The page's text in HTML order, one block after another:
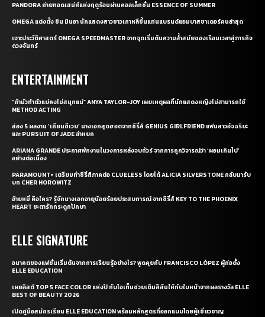
PANDORA ถ่ายทอดเสน่ห์แห่งฤดูร้อนผ่านคอลเล็กชั่น ESSENCE OF SUMMER
OMEGA แต่งตั้ง ชิน มินอา นักแสดงสาวชาวเกาหลีขึ้นแท่นแบรนด์แอมบาสซาเดอร์คนล่าสุด
เจาะประวัติศาสตร์ OMEGA SPEEDMASTER จากจุดเริ่มต้นความล้ำสมัยของเรือนเวลาสู่ภารกิจ
ดวงจันทร์
ENTERTAINMENT
“ถ้ามัวทำตัวแย่คงไม่สนุกแน่” ANYA TAYLOR-JOY เผยเหตุผลที่นักแสดงหญิงไม่สามารถใช้
METHOD ACTING
ส่อง 5 ผลงาน ‘เถียนซีเวย’ นางเอกสุดฮอตจากซีรี่ส์ GENIUS GIRLFRIEND แฟนสาวอัจฉริยะ
และ PURSUIT OF JADE ล่าหยก
ARIANA GRANDE ประกาศพักงานในวงการหลังจบทัวร์ จากการถูกวิจารณ์ว่า ‘ผอมเกินไป’
อย่างต่อเนื่อง
PARAMOUNT+ เตรียมทำซีรี่ส์ภาคต่อ CLUELESS โดยได้ ALICIA SILVERSTONE กลับมารับ
บท CHER HOROWITZ
อ้ายหมี่ คือใคร? รู้จักนางเอกอายุน้อยร้อยประสบการณ์ จากซีรี่ส์ KEY TO THE PHOENIX
HEART ชะตารักกระดูกปักษา
ELLE SIGNATURE
อนาคตของแฟชั่นเริ่มต้นจากการเรียนรู้อย่างไร? พูดคุยกับ FRANCISCO LÓPEZ ผู้ก่อตั้ง
ELLE EDUCATION
เผยลิสต์ TOP 5 FACE COLOR แห่งปี กับไอเท็มช่วยเติมสีสันให้กับใบหน้าจากผลรางวัล ELLE
BEST OF BEAUTY 2026
เปิดคู่มือสมัครเรียน ELLE EDUCATION พร้อมหลักสูตรที่ออกแบบโดยผู้เชี่ยวชาญ